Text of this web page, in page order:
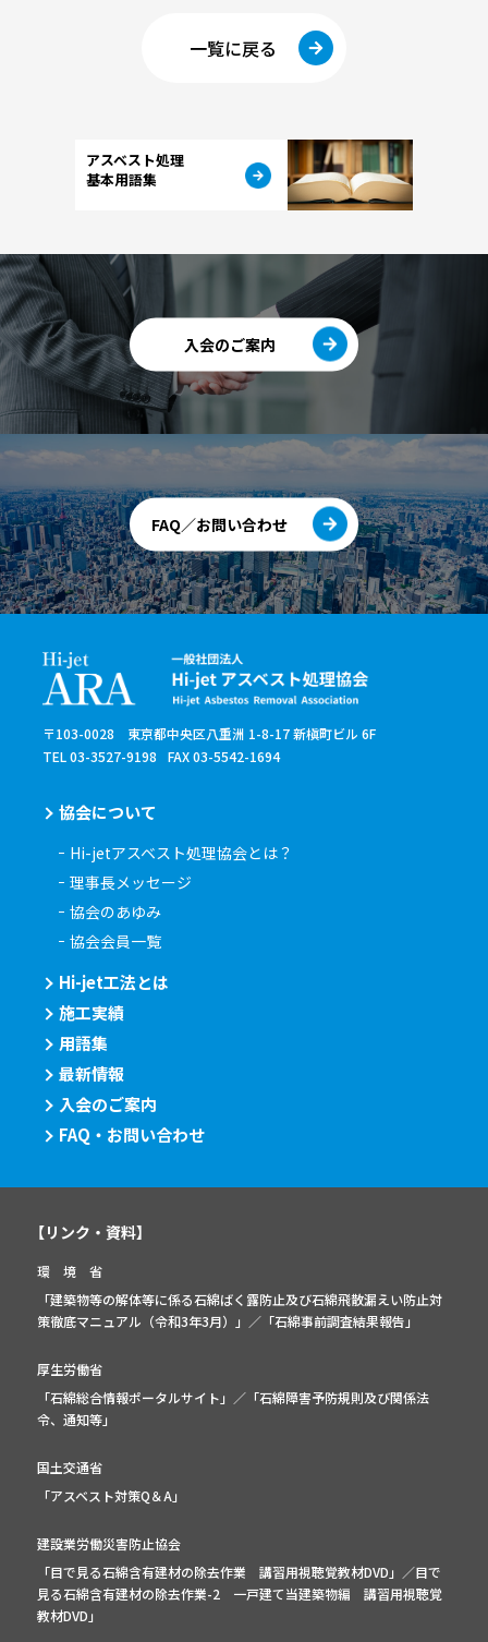
一覧に戻る
アスベスト処理
基本用語集
入会のご案内
FAQ／お問い合わせ
〒103-0028 東京都中央区八重洲 1-8-17 新槇町ビル 6F
TEL 03-3527-9198
FAX 03-5542-1694
協会について
Hi-jetアスベスト処理協会とは？
理事長メッセージ
協会のあゆみ
協会会員一覧
Hi-jet工法とは
施工実績
用語集
最新情報
入会のご案内
FAQ・お問い合わせ
【リンク・資料】
環 境 省
「建築物等の解体等に係る石綿ばく露防止及び石綿飛散漏えい防止対
策徹底マニュアル（令和3年3月）」 ／「石綿事前調査結果報告」
厚生労働省
「石綿総合情報ポータルサイト」 ／「石綿障害予防規則及び関係法
令、通知等」
国土交通省
「アスベスト対策Q＆A」
建設業労働災害防止協会
「目で見る石綿含有建材の除去作業 講習用視聴覚教材DVD」／目で
見る石綿含有建材の除去作業-2 一戸建て当建築物編 講習用視聴覚
教材DVD」